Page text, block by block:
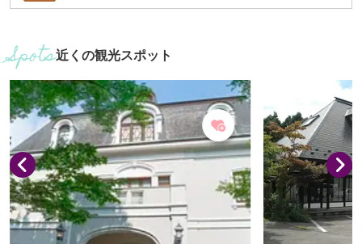
近くの観光スポット